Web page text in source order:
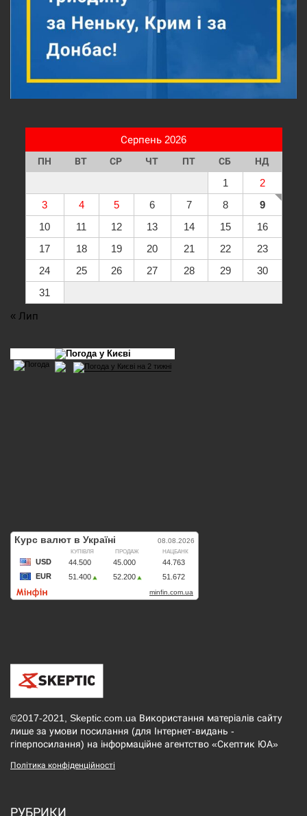
Серпень 2026
ПН ВТ СР ЧТ ПТ СБ НД
1
2
3
4 5 6 7 8
9
10
11 12 13 14 15
16
17
18 19 20 21 22
23
24
25 26 27 28 29
30
31
« Лип
©2017-2021, Skeptic.com.ua Використання матеріалів сайту
лише за умови посилання (для Інтернет-видань -
гіперпосилання) на інформаційне агентство «Скептик ЮА»
Політика конфіденційності
РУБРИКИ